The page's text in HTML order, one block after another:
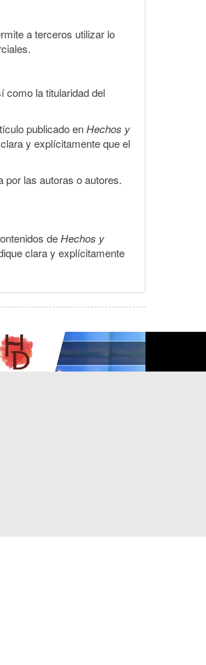
a terceros utilizar lo
como la titularidad del
publicado enHechos y
y explícitamente que el
por las autoras o autores.
deHechos y
clara y explícitamente